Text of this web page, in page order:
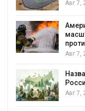
предупредили о
из-за
пены
экологические НКО
2025 года